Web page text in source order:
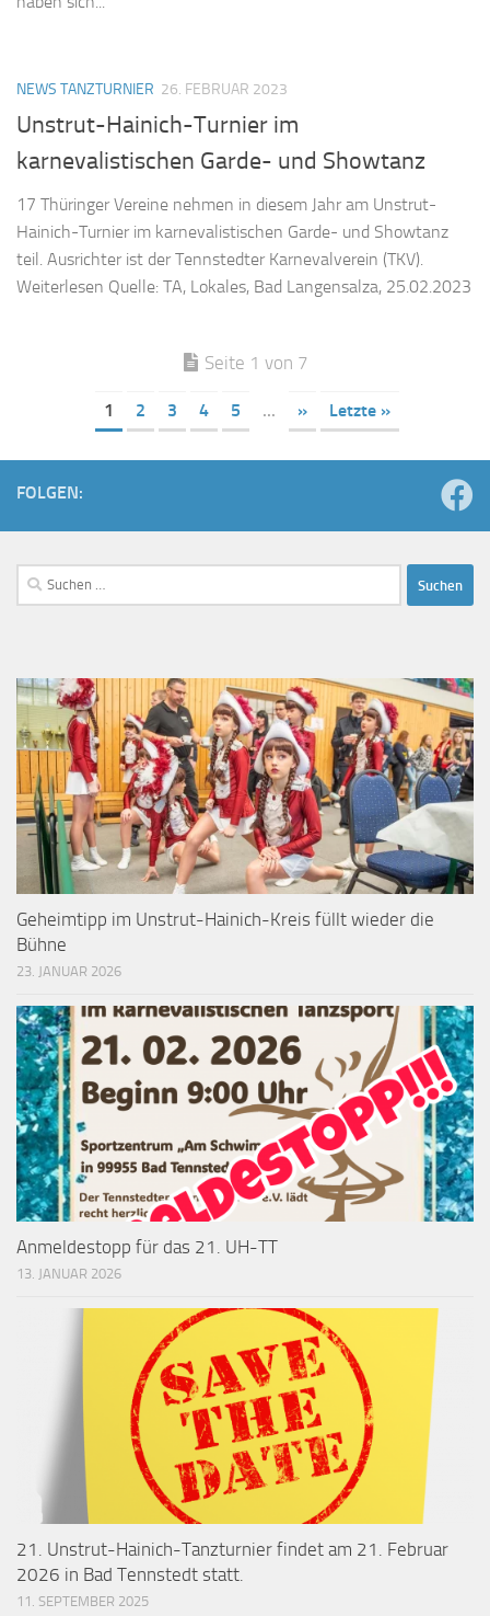
NEWS TANZTURNIER 26. FEBRUAR 2023
Unstrut-Hainich-Turnier im
karnevalistischen Garde- und Showtanz
17 Thüringer Vereine nehmen in diesem Jahr am Unstrut-
Hainich-Turnier im karnevalistischen Garde- und Showtanz
teil. Ausrichter ist der Tennstedter Karnevalverein (TKV).
Weiterlesen Quelle: TA, Lokales, Bad Langensalza, 25.02.2023
Seite 1 von 7
1 2 3 4 5 ... » Letzte »
FOLGEN:
Suchen
nach:
Geheimtipp im Unstrut-Hainich-Kreis füllt wieder die
Bühne
23. JANUAR 2026
Anmeldestopp für das 21. UH-TT
13. JANUAR 2026
21. Unstrut-Hainich-Tanzturnier findet am 21. Februar
2026 in Bad Tennstedt statt.
11. SEPTEMBER 2025